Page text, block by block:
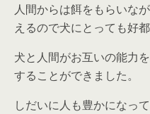
人間からは餌をもらいな
えるので犬にとっても好
犬と人間がお互いの能力
することができました。
しだいに人も豊かになっ